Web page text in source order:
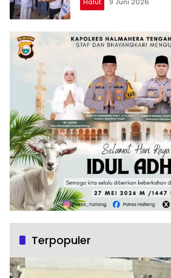
Terpopuler